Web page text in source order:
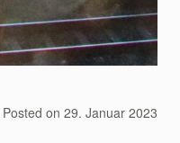
Posted on 29. Januar 2023